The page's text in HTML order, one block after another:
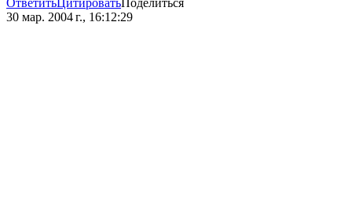
ОтветитьЦитироватьПоделиться
30 мар. 2004 г., 16:12:29